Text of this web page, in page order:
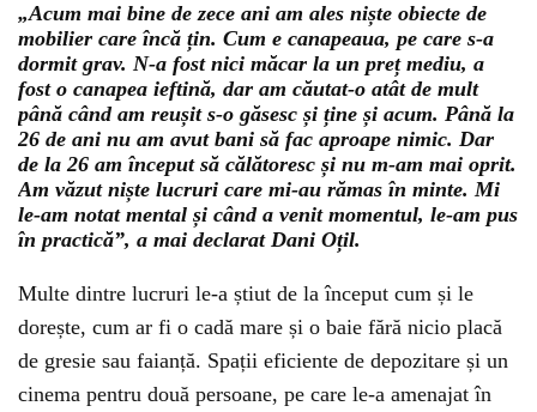
„Acum mai bine de zece ani am ales niște obiecte de
mobilier care încă țin. Cum e canapeaua, pe care s-a
dormit grav. N-a fost nici măcar la un preț mediu, a
fost o canapea ieftină, dar am căutat-o atât de mult
până când am reușit s-o găsesc și ține și acum. Până la
26 de ani nu am avut bani să fac aproape nimic. Dar
de la 26 am început să călătoresc și nu m-am mai oprit.
Am văzut niște lucruri care mi-au rămas în minte. Mi
le-am notat mental și când a venit momentul, le-am pus
în practică”, a mai declarat Dani Oțil.
Multe dintre lucruri le-a știut de la început cum și le
dorește, cum ar fi o cadă mare și o baie fără nicio placă
de gresie sau faianță. Spații eficiente de depozitare și un
cinema pentru două persoane, pe care le-a amenajat în